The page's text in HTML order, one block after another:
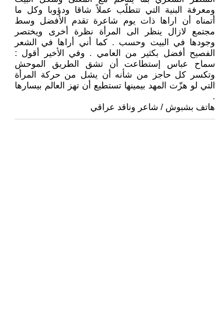
ومعرفة البنية التي تتطلّب عملاً شاقا ودؤوبا وكل ما
أتمناه أن اراها ذات يوم شاعرة تقدم الأفضل وسط
مجتمع لازال ينظر الى المرأة نظرة أخرى ويختصر
وجودها في البيت وحسب . كما أني أراها في الشعر
الفصيح أفضل بكثير من العامي . وفي الأخير أقول :
سماح عباس إستطاعت أن تشق الطريق الموحش
وتكسر كل حاجز من شأنه أن يشل من حركة المرأة
التي لو هزّت المهد بيمينها تستطيع أن تهز العالم بيسارها
.
هاتف بشبوش / شاعر وناقد عراقي